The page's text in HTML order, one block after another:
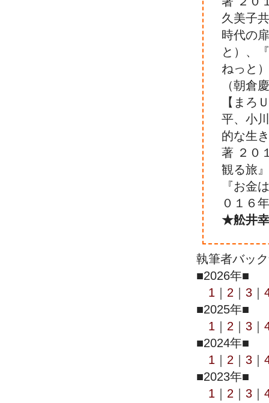
久美子
時代の
と）、
ねっと
（朝倉
【まろ
平、小
的な生
著 ２０
観る旅
『お金
０１６
★舩井
執筆者バッ
■2026年■
1
2 3
■2025年■
1
2 3
■2024年■
1
2 3
■2023年■
1
2 3